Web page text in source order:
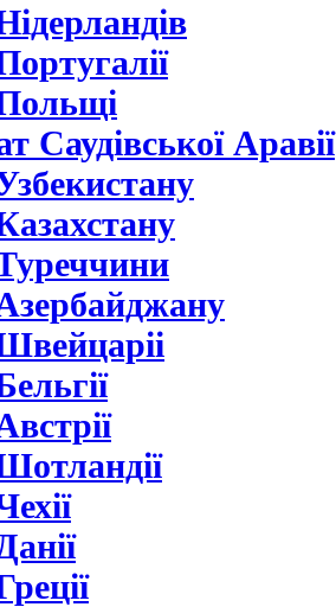
Саудівської Аравії